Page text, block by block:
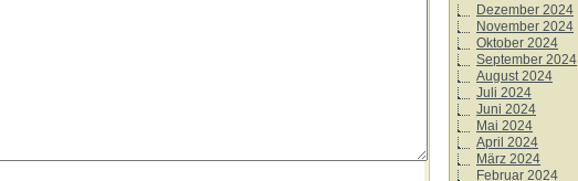
Dezember 2024
November 2024
Oktober 2024
September 2024
August 2024
Juli 2024
Juni 2024
Mai 2024
April 2024
März 2024
Februar 2024